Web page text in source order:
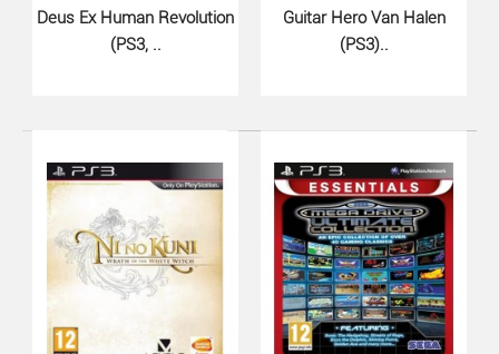
Deus Ex Human Revolution
(PS3, ..
Guitar Hero Van Halen
(PS3)..